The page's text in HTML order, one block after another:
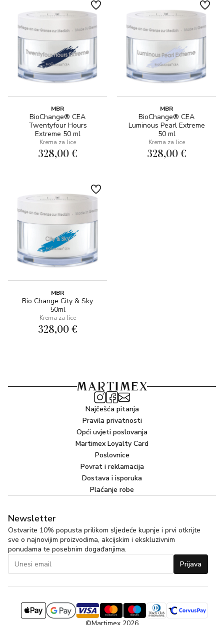
MBR
BioChange® CEA
Twentyfour Hours
Extreme 50 ml
Krema za lice
328,00 €
MBR
BioChange® CEA
Luminous Pearl Extreme
50 ml
Krema za lice
328,00 €
MBR
Bio Change City & Sky
50ml
Krema za lice
328,00 €
Najčešća pitanja
Pravila privatnosti
Opći uvjeti poslovanja
Martimex Loyalty Card
Poslovnice
Povrat i reklamacija
Dostava i isporuka
Plaćanje robe
Newsletter
Ostvarite 10% popusta prilikom sljedeće kupnje i prvi otkrijte
sve o najnovijim proizvodima, akcijskim i ekskluzivnim
ponudama te posebnim događanjima.
Prijava